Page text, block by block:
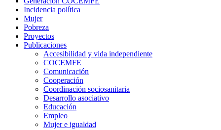
Incidencia política
Mujer
Pobreza
Proyectos
Publicaciones
Accesibilidad y vida independiente
COCEMFE
Comunicación
Cooperación
Coordinación sociosanitaria
Desarrollo asociativo
Educación
Empleo
Mujer e igualdad